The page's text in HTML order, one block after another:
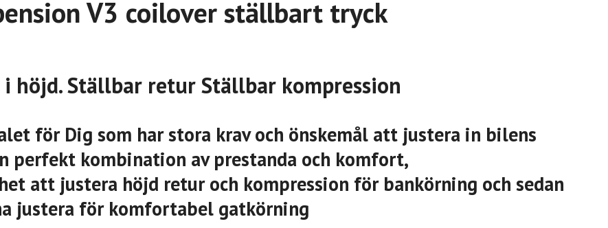
V3 coilover ställbart tryck
höjd. Ställbar retur Ställbar kompression
för Dig som har stora krav och önskemål att justera in bilens
perfekt kombination av prestanda och komfort,
att justera höjd retur och kompression för bankörning och sedan
justera för komfortabel gatkörning